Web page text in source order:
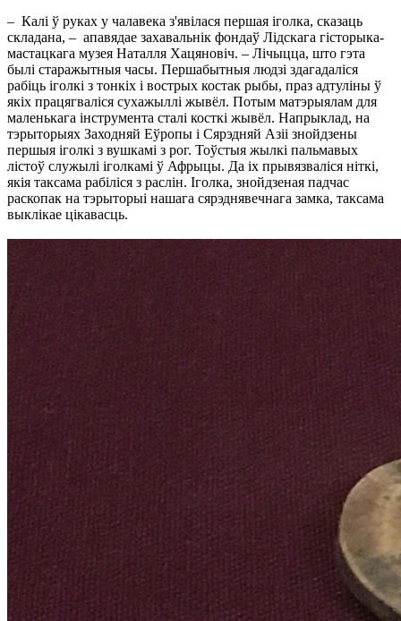
– Калі ў руках у чалавека з'явілася першая іголка, сказаць
складана, – апавядае захавальнік фондаў Лідскага гісторыка-
мастацкага музея Наталля Хацяновіч. – Лічыцца, што гэта
былі старажытныя часы. Першабытныя людзі здагадаліся
рабіць іголкі з тонкіх і вострых костак рыбы, праз адтуліны ў
якіх працягваліся сухажыллі жывёл. Потым матэрыялам для
маленькага інструмента сталі косткі жывёл. Напрыклад, на
тэрыторыях Заходняй Еўропы і Сярэдняй Азіі знойдзены
першыя іголкі з вушкамі з рог. Тоўстыя жылкі пальмавых
лістоў служылі іголкамі ў Афрыцы. Да іх прывязваліся ніткі,
якія таксама рабіліся з раслін. Іголка, знойдзеная падчас
раскопак на тэрыторыі нашага сярэднявечнага замка, таксама
выклікае цікавасць.